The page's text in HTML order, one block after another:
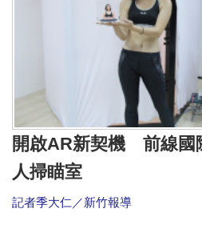
開啟AR新契機 前線國
人掃瞄室
記者季大仁／新竹報導